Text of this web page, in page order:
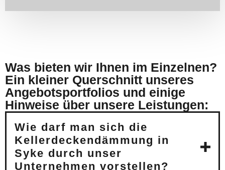
Was bieten wir Ihnen im Einzelnen?
Ein kleiner Querschnitt unseres
Angebotsportfolios und einige
Hinweise über unsere Leistungen:
Wie darf man sich die
Kellerdeckendämmung in
Syke durch unser
Unternehmen vorstellen?